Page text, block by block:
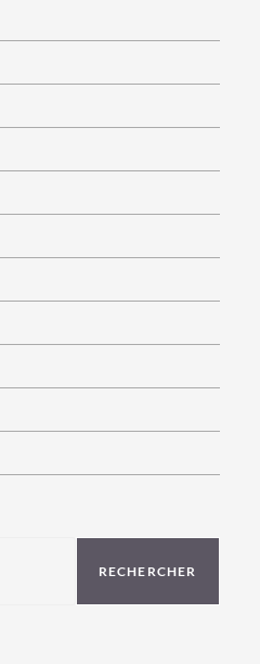
RECHERCHER